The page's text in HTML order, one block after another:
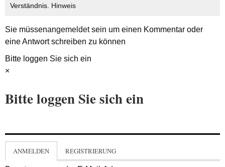
Verständnis. Hinweis
Sie müssenangemeldetsein um einen Kommentar oder
eine Antwort schreiben zu können
Bitte loggen Sie sich ein
×
Bitte loggen Sie sich ein
ANMELDEN REGISTRIERUNG